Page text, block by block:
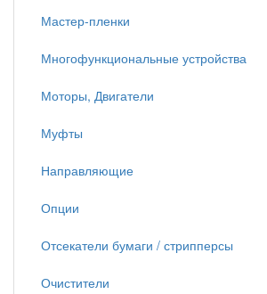
Мастер-пленки
Многофункциональные устройства
Моторы, Двигатели
Муфты
Направляющие
Опции
Отсекатели бумаги / стрипперсы
Очистители